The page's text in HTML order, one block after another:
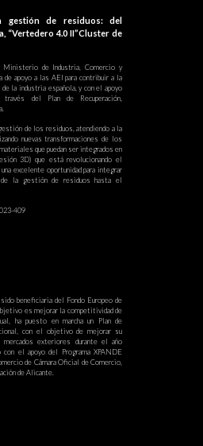
gestión de residuos: del
“Vertedero 4.0 II”Cluster de
Ministerio de Industria, Comercio y
de apoyo a las AEI para contribuir a la
la industria española, y con el apoyo
del Plan de Recuperación,
de los residuos, atendiendo a la
nuevas transformaciones de los
que puedan ser integrados en
3D) que está revolucionando el
excelente oportunidad para integrar
la gestión de residuos hasta el
409
beneficiaria del Fondo Europeo de
es mejorar la competitividad de
ha puesto en marcha un Plan de
con el objetivo de mejorar su
mercados exteriores durante el año
con el apoyo del Programa XPANDE
de Cámara Oficial de Comercio,
de Alicante.